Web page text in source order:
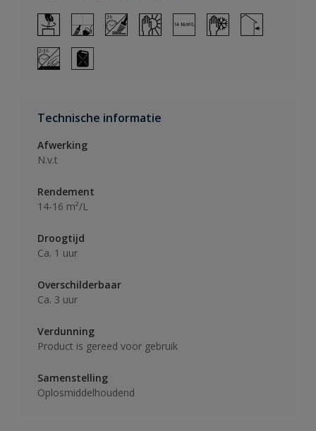
Technische informatie
Afwerking
N.v.t
Rendement
14-16 m²/L
Droogtijd
Ca. 1 uur
Overschilderbaar
Ca. 3 uur
Verdunning
Product is gereed voor gebruik
Samenstelling
Oplosmiddelhoudend